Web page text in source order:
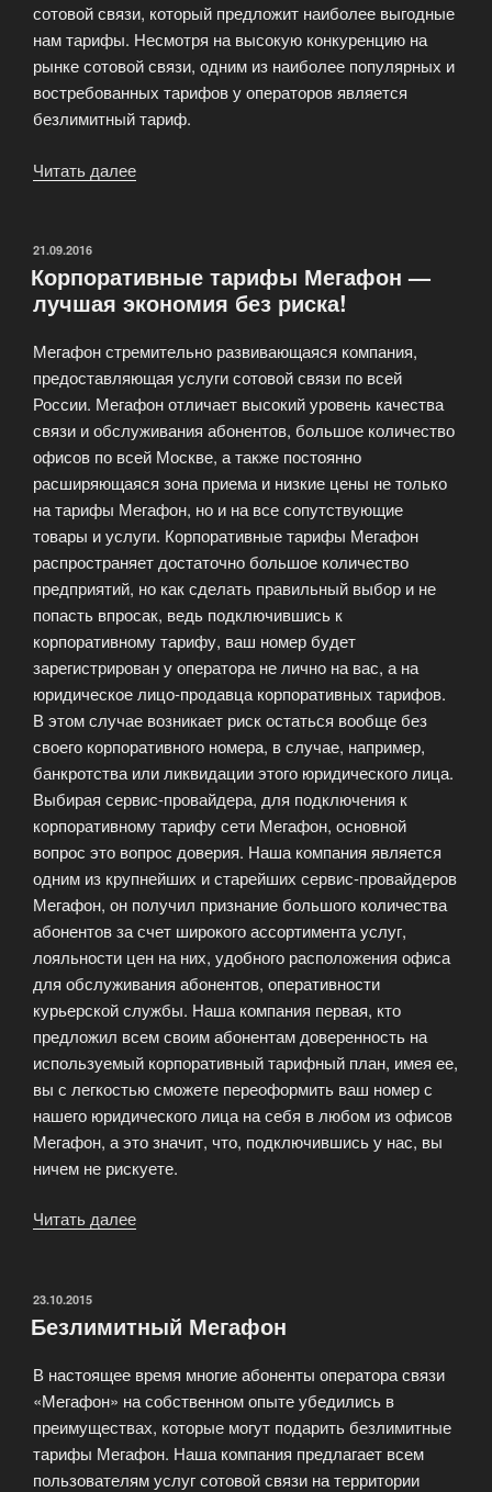
сотовой связи, который предложит наиболее выгодные
нам тарифы. Несмотря на высокую конкуренцию на
рынке сотовой связи, одним из наиболее популярных и
востребованных тарифов у операторов является
безлимитный тариф.
Читать далее
безграничного
общения»
ОПУБЛИКОВАНО
21.09.2016
Корпоративные тарифы Мегафон —
лучшая экономия без риска!
Мегафон стремительно развивающаяся компания,
предоставляющая услуги сотовой связи по всей
России. Мегафон отличает высокий уровень качества
связи и обслуживания абонентов, большое количество
офисов по всей Москве, а также постоянно
расширяющаяся зона приема и низкие цены не только
на тарифы Мегафон, но и на все сопутствующие
товары и услуги. Корпоративные тарифы Мегафон
распространяет достаточно большое количество
предприятий, но как сделать правильный выбор и не
попасть впросак, ведь подключившись к
корпоративному тарифу, ваш номер будет
зарегистрирован у оператора не лично на вас, а на
юридическое лицо-продавца корпоративных тарифов.
В этом случае возникает риск остаться вообще без
своего корпоративного номера, в случае, например,
банкротства или ликвидации этого юридического лица.
Выбирая сервис-провайдера, для подключения к
корпоративному тарифу сети Мегафон, основной
вопрос это вопрос доверия. Наша компания является
одним из крупнейших и старейших сервис-провайдеров
Мегафон, он получил признание большого количества
абонентов за счет широкого ассортимента услуг,
лояльности цен на них, удобного расположения офиса
для обслуживания абонентов, оперативности
курьерской службы. Наша компания первая, кто
предложил всем своим абонентам доверенность на
используемый корпоративный тарифный план, имея ее,
вы с легкостью сможете переоформить ваш номер с
нашего юридического лица на себя в любом из офисов
Мегафон, а это значит, что, подключившись у нас, вы
ничем не рискуете.
Читать далее
лучшая
без
риска!»
ОПУБЛИКОВАНО
23.10.2015
Безлимитный Мегафон
В настоящее время многие абоненты оператора связи
«Мегафон» на собственном опыте убедились в
преимуществах, которые могут подарить безлимитные
тарифы Мегафон. Наша компания предлагает всем
пользователям услуг сотовой связи на территории